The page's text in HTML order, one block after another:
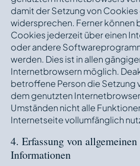
damit der Setzung von
widersprechen. Ferner können
Cookies jederzeit über einen
oder andere
werden. Dies ist in allen
Internetbrowsern möglich.
betroffene Person die Setzung
dem genutzten
Umständen nicht alle
Internetseite vollumfänglich
4. Erfassung von
Informationen